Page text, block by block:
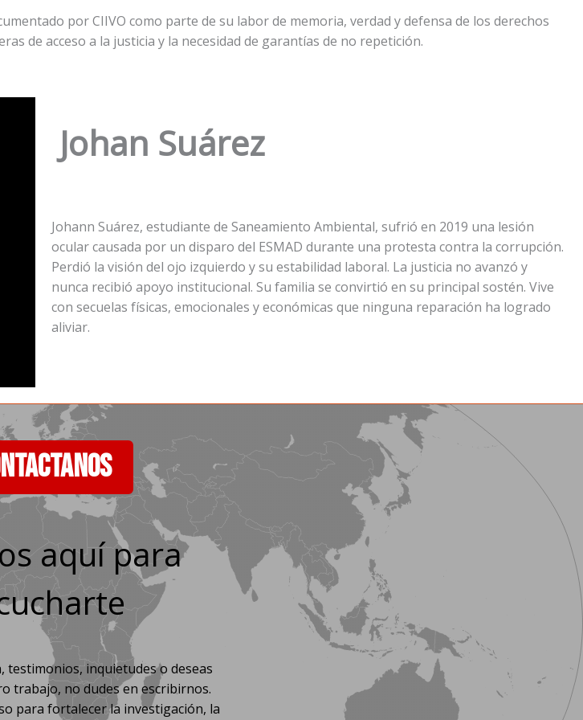
por CIIVO como parte de su labor de memoria, verdad y defensa de los derechos
de acceso a la justicia y la necesidad de garantías de no repetición.
Johan Suárez
Johann Suárez, estudiante de Saneamiento Ambiental, sufrió en 2019 una lesión
ocular causada por un disparo del ESMAD durante una protesta contra la corrupción.
Perdió la visión del ojo izquierdo y su estabilidad laboral. La justicia no avanzó y
nunca recibió apoyo institucional. Su familia se convirtió en su principal sostén. Vive
con secuelas físicas, emocionales y económicas que ninguna reparación ha logrado
aliviar.
aquí para
testimonios, inquietudes o deseas
trabajo, no dudes en escribirnos.
para fortalecer la investigación, la